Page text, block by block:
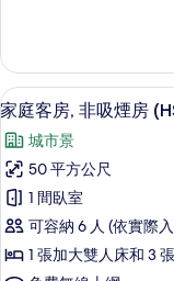
景
Every
3
Days,Mx.4pax)
的
所
有
客
房,
非
吸
煙
房,
海
景
(Deluxe,HSKPOnce
Every
3
顯
示
家
庭
客
房,
非
4
家庭客房, 非吸煙房
城市景
50 平方公尺
1 間臥室
可容納 6 人 (依實際
1 張加大雙人床和 3